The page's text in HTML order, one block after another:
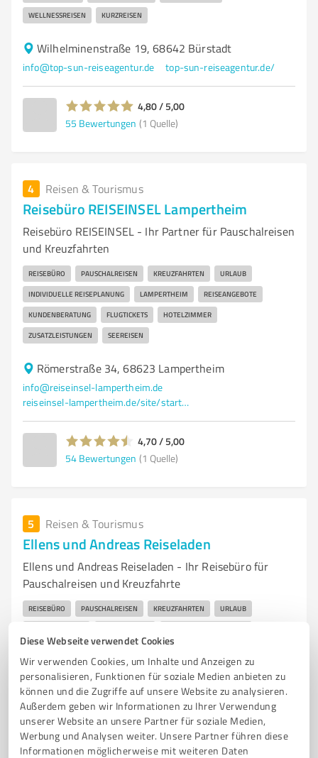
Diese Webseite verwendet Cookies
Wir verwenden Cookies, um Inhalte und Anzeigen zu
personalisieren, Funktionen für soziale Medien anbieten zu
können und die Zugriffe auf unsere Website zu analysieren.
Außerdem geben wir Informationen zu Ihrer Verwendung
unserer Website an unsere Partner für soziale Medien,
Werbung und Analysen weiter. Unsere Partner führen diese
Informationen möglicherweise mit weiteren Daten
WELLNESSREISEN KURZREISEN
Wilhelminenstraße 19, 68642 Bürstadt
info@top-sun-reiseagentur.de top-sun-reiseagentur.de/
4,80 / 5,00
55 Bewertungen (1 Quelle)
4 Reisen & Tourismus
Reisebüro REISEINSEL Lampertheim
Reisebüro REISEINSEL - Ihr Partner für Pauschalreisen
und Kreuzfahrten
REISEBÜRO PAUSCHALREISEN KREUZFAHRTEN URLAUB
INDIVIDUELLE REISEPLANUNG LAMPERTHEIM REISEANGEBOTE
KUNDENBERATUNG FLUGTICKETS HOTELZIMMER
ZUSATZLEISTUNGEN SEEREISEN
Römerstraße 34, 68623 Lampertheim
info@reiseinsel-lampertheim.de
reiseinsel-lampertheim.de/site/startseite/
4,70 / 5,00
54 Bewertungen (1 Quelle)
5 Reisen & Tourismus
Ellens und Andreas Reiseladen
Ellens und Andreas Reiseladen - Ihr Reisebüro für
Pauschalreisen und Kreuzfahrte
REISEBÜRO PAUSCHALREISEN KREUZFAHRTEN URLAUB
Kanalstraße 3, 67227 Frankenthal
info@elan-reiseladen.de elan-reiseladen.de/site/home/